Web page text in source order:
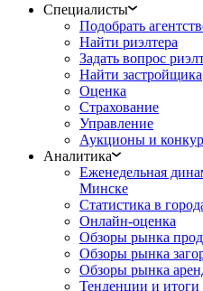
Специалисты
Подобрать
Найти риэлтера
Задать вопрос
Найти застройщика
Оценка
Страхование
Управление
Аукционы и
Аналитика
Еженедельная
Минске
Статистика в
Онлайн-оценка
Обзоры рынка
Обзоры рынка
Обзоры рынка
Тенденции и итоги